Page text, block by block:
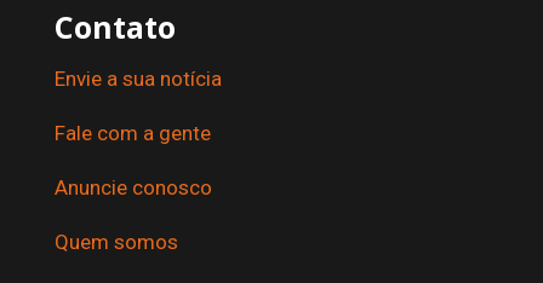
Contato
Envie a sua notícia
Fale com a gente
Anuncie conosco
Quem somos